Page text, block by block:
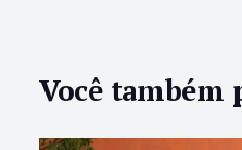
Você também